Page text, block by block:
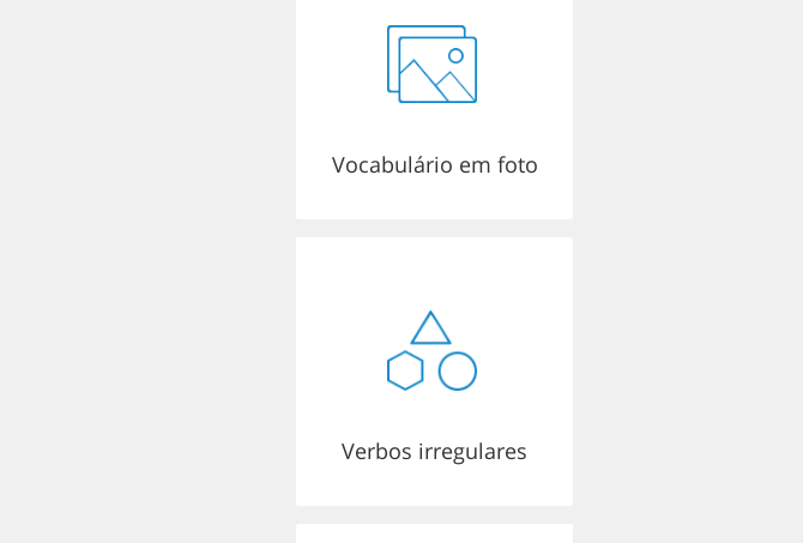
Vocabulário em foto
Verbos irregulares